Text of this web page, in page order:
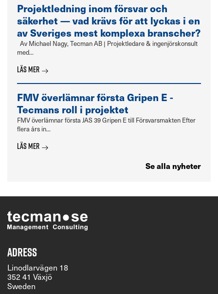
Projektledning inom försvar och
säkerhet — vad krävs för att lyckas i en
av Sveriges mest komplexa branscher?
Av Michael Nagy, Tecman AB | Projektledare & ingenjörskonsult
med...
Läs mer
FMV överlämnar första Gripen E -
Tecmans roll i projektet
FMV överlämnar första JAS 39 Gripen E till Försvarsmakten Efter
flera års in...
Läs mer
Se alla nyheter
Adress
Linodlarvägen 18
352 41 Växjö
Sweden